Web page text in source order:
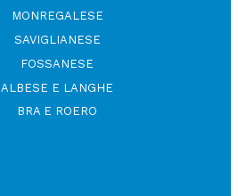
MONREGALESE
SAVIGLIANESE
FOSSANESE
ALBESE E LANGHE
BRA E ROERO